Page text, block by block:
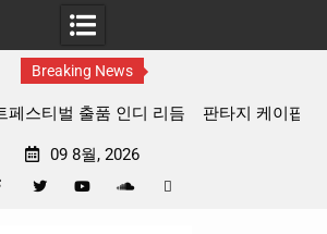
Breaking News
메이션 ‘고스트밴드’ 8월 26일(수) 개봉
09 8월, 2026